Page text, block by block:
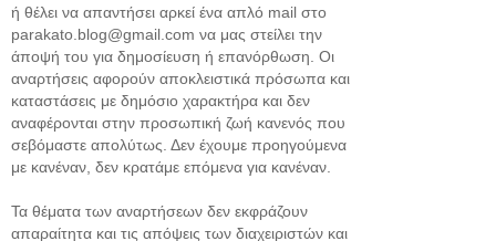
ή θέλει να απαντήσει αρκεί ένα απλό mail στο
parakato.blog@gmail.com να μας στείλει την
άποψή του για δημοσίευση ή επανόρθωση. Οι
αναρτήσεις αφορούν αποκλειστικά πρόσωπα και
καταστάσεις με δημόσιο χαρακτήρα και δεν
αναφέρονται στην προσωπική ζωή κανενός που
σεβόμαστε απολύτως. Δεν έχουμε προηγούμενα
με κανέναν, δεν κρατάμε επόμενα για κανέναν.
Τα θέματα των αναρτήσεων δεν εκφράζουν
απαραίτητα και τις απόψεις των διαχειριστών και